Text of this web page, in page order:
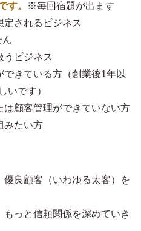
す。
※毎回宿題が出ます
されるビジネス
うビジネス
きている方（創業後1年以
いです）
顧客管理ができていない方
みたい方
良顧客（いわゆる太客）を
っと信頼関係を深めていき